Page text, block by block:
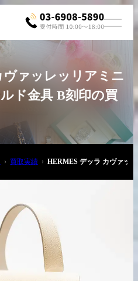
ァッレッリアミニ
ド金具 B刻印の買
買取実績 HERMES デッラ カヴァッ